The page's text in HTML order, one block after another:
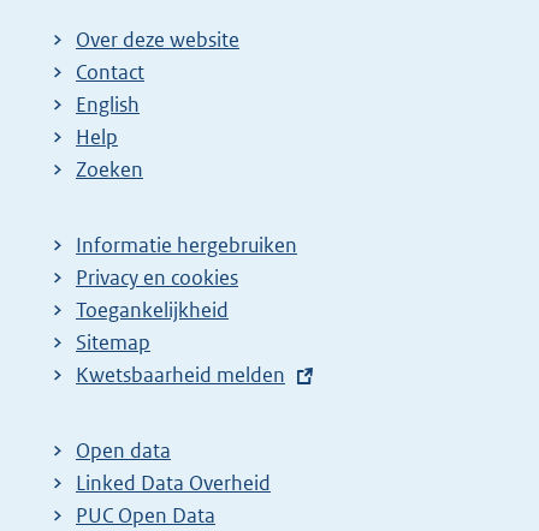
Over deze website
Contact
English
Help
Zoeken
Informatie hergebruiken
Privacy en cookies
Toegankelijkheid
Sitemap
E
t
e
r
Kwetsbaarheid melden
Open data
Linked Data Overheid
PUC Open Data